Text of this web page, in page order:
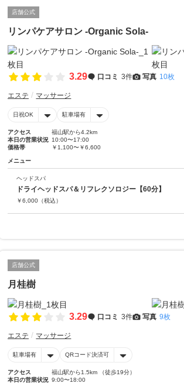
店舗公式
リンパケアサロン -Organic Sola-
3.29 口コミ 3件 写真 10枚
エステ マッサージ
日祝OK 駐車場有
アクセス
福山駅から4.2km
本日の営業状況 10:00〜17:00
価格帯
￥1,100〜￥6,600
メニュー
ヘッドスパ
ドライヘッドスパ＆リフレクソロジー【60分】
￥6,000 （税込）
店舗公式
月桂樹
3.29 口コミ 3件 写真 9枚
エステ マッサージ
駐車場有 QRコード決済可
アクセス
福山駅から1.5km （徒歩19分）
本日の営業状況 9:00〜18:00